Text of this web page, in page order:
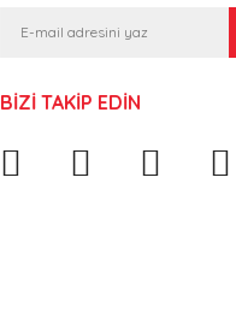
BİZİ TAKİP EDİN